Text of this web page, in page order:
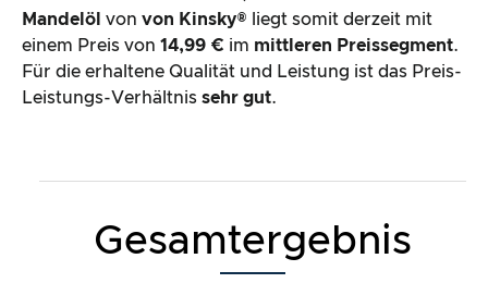
Mandelöl von von Kinsky® liegt somit derzeit mit
einem Preis von 14,99 € im mittleren Preissegment.
Für die erhaltene Qualität und Leistung ist das Preis-
Leistungs-Verhältnis sehr gut.
Gesamtergebnis